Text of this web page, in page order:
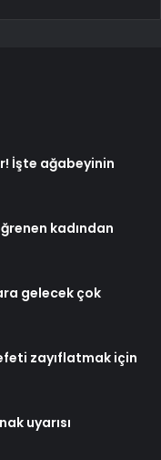
İşte ağabeyinin
kadından
gelecek çok
zayıflatmak için
uyarısı